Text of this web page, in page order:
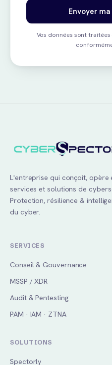
Envoyer
Vos données sont
L'entreprise qui conçoit, opère
services et solutions de
Protection, résilience &
du cyber.
SERVICES
Conseil & Gouvernance
MSSP / XDR
Audit & Pentesting
PAM · IAM · ZTNA
SOLUTIONS
Spectorly